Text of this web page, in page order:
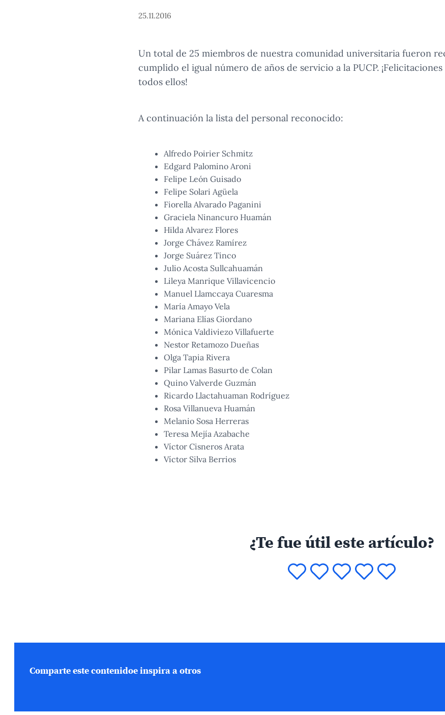
25.11.2016
Un total de 25 miembros de nuestra comunidad universitaria fueron
cumplido el igual número de años de servicio a la PUCP.
todos ellos!
A continuación la lista del personal reconocido:
Alfredo Poirier Schmitz
Edgard Palomino Aroni
Felipe León Guisado
Felipe Solari Agüela
Fiorella Alvarado Paganini
Graciela Ninancuro Huamán
Hilda Alvarez Flores
Jorge Chávez Ramírez
Jorge Suárez Tinco
Julio Acosta Sullcahuamán
Lileya Manrique Villavicencio
Manuel Llamccaya Cuaresma
María Amayo Vela
Mariana Elías Giordano
Mónica Valdiviezo Villafuerte
Nestor Retamozo Dueñas
Olga Tapia Rivera
Pilar Lamas Basurto de Colan
Quino Valverde Guzmán
Ricardo Llactahuaman Rodríguez
Rosa Villanueva Huamán
Melanio Sosa Herreras
Teresa Mejía Azabache
Víctor Cisneros Arata
Víctor Silva Berrios
¿Te fue útil este artículo?
Comparte este contenidoe inspira a otros